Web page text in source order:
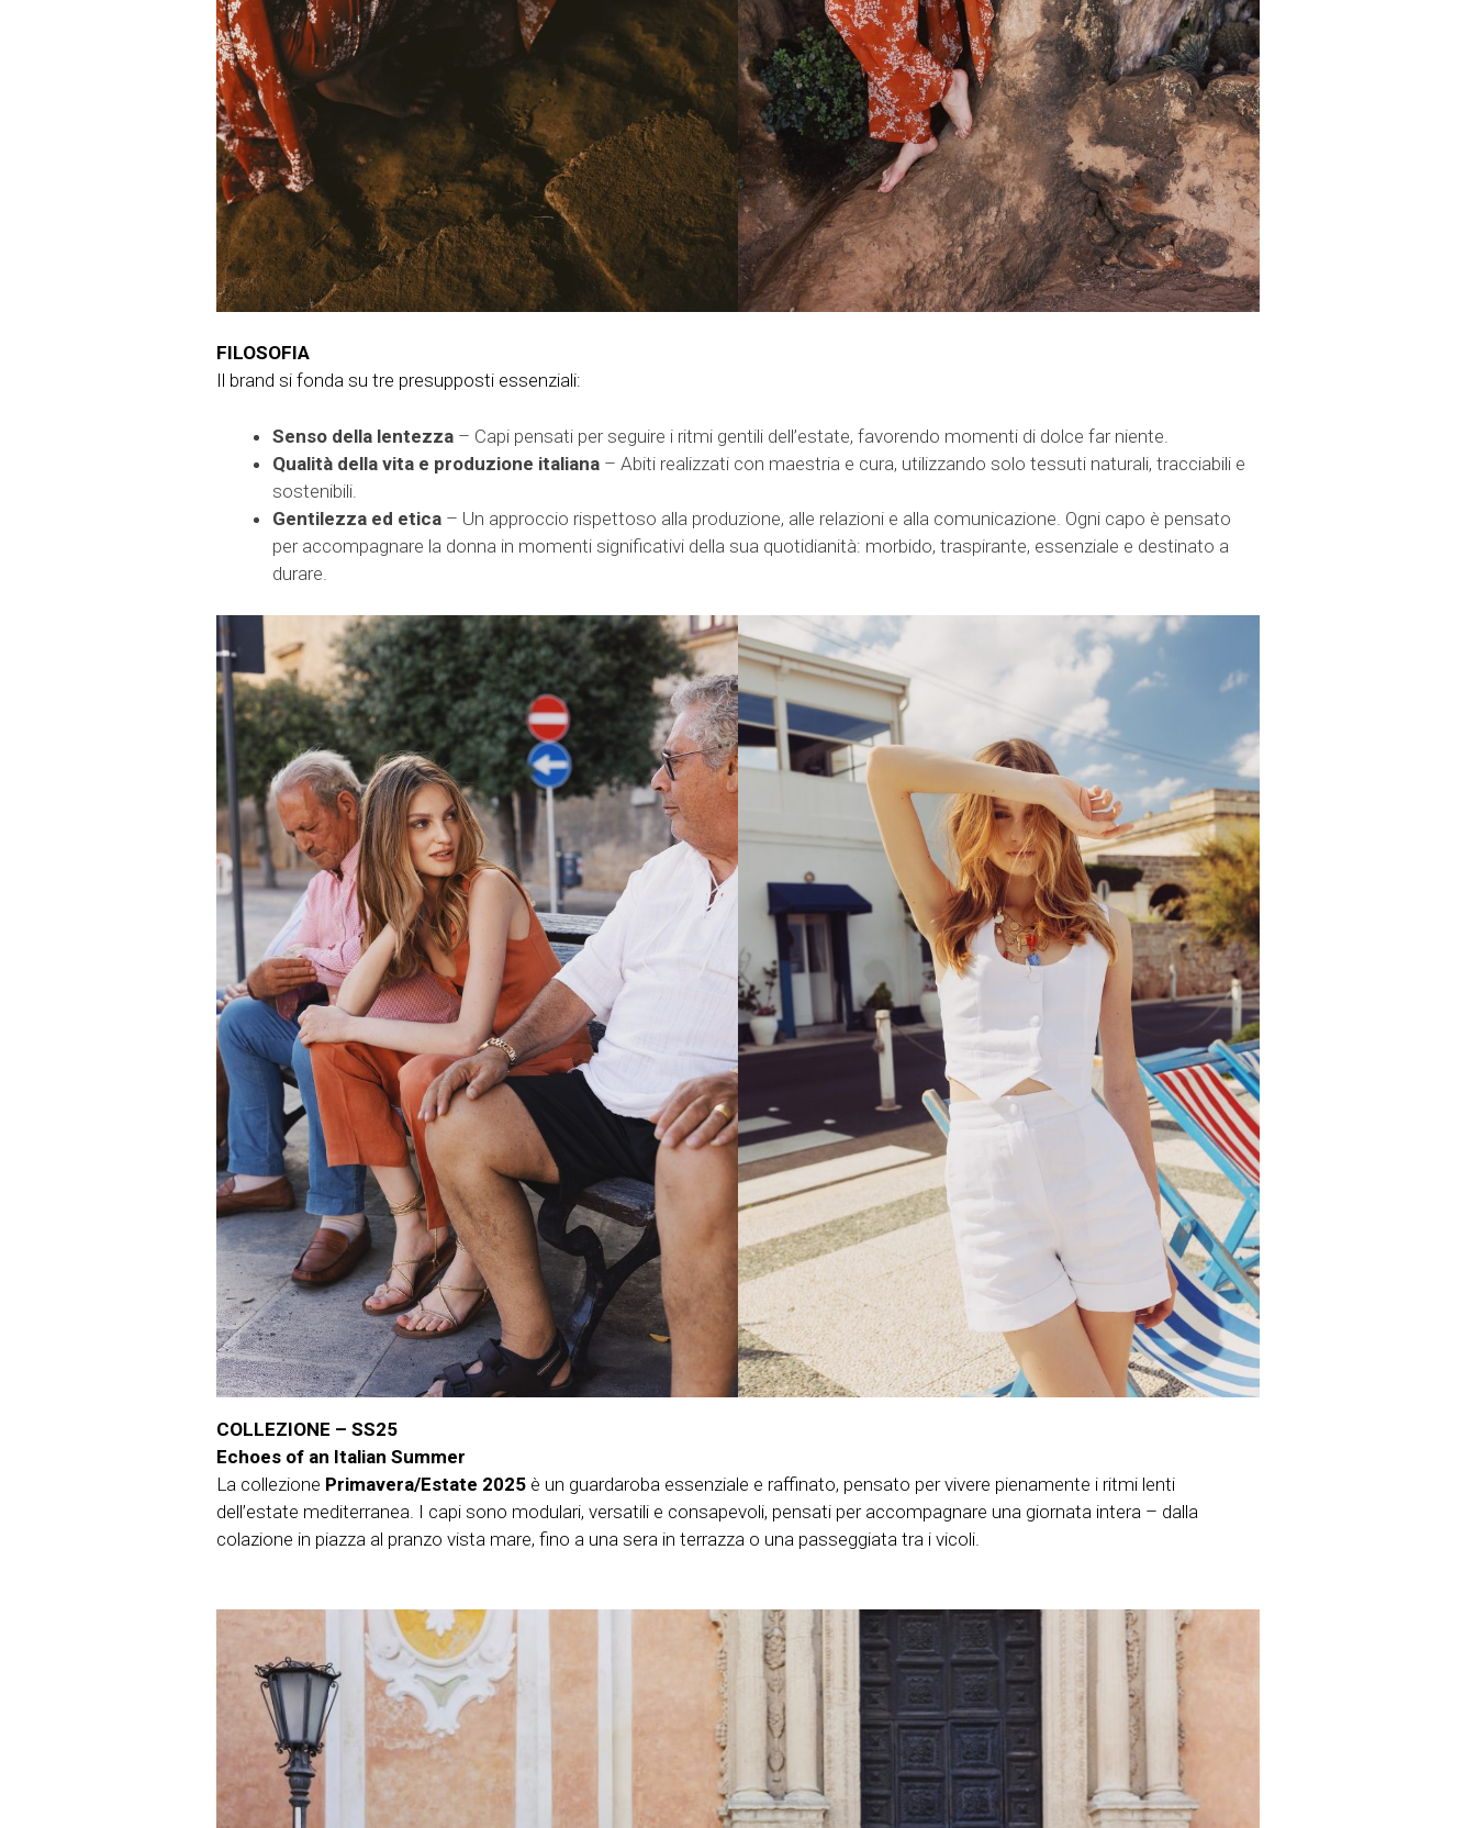
FILOSOFIA
Il brand si fonda su tre presupposti essenziali:
Senso della lentezza – Capi pensati per seguire i ritmi gentili dell’estate, favorendo momenti di dolce far niente.
Qualità della vita e produzione italiana – Abiti realizzati con maestria e cura, utilizzando solo tessuti naturali, tracciabili e
sostenibili.
Gentilezza ed etica – Un approccio rispettoso alla produzione, alle relazioni e alla comunicazione. Ogni capo è pensato
per accompagnare la donna in momenti significativi della sua quotidianità: morbido, traspirante, essenziale e destinato a
durare.
COLLEZIONE – SS25
Echoes of an Italian Summer
La collezione Primavera/Estate 2025 è un guardaroba essenziale e raffinato, pensato per vivere pienamente i ritmi lenti
dell’estate mediterranea. I capi sono modulari, versatili e consapevoli, pensati per accompagnare una giornata intera – dalla
colazione in piazza al pranzo vista mare, fino a una sera in terrazza o una passeggiata tra i vicoli.